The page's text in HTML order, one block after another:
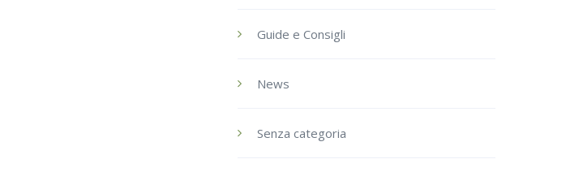
Guide e Consigli
News
Senza categoria